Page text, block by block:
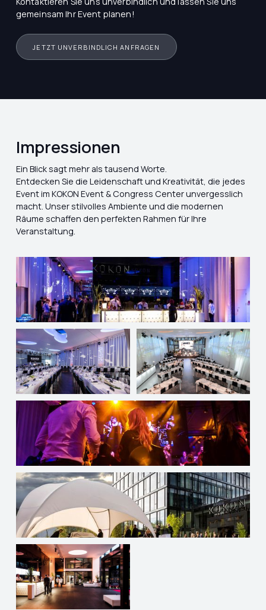
gemeinsam Ihr Event planen!
JETZT UNVERBINDLICH ANFRAGEN
Impressionen
Ein Blick sagt mehr als tausend Worte.
Entdecken Sie die Leidenschaft und Kreativität, die jedes
Event im KOKON Event & Congress Center unvergesslich
macht. Unser stilvolles Ambiente und die modernen
Räume schaffen den perfekten Rahmen für Ihre
Veranstaltung.